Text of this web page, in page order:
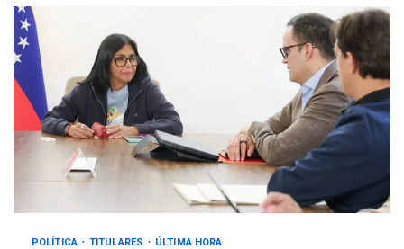
POLÍTICA TITULARES ÚLTIMA HORA